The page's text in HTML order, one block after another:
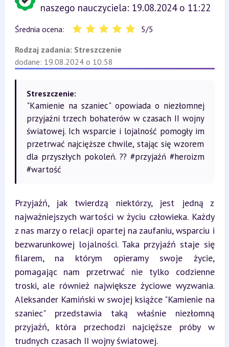
naszego nauczyciela: 19.08.2024 o 11:22
Średnia ocena: 5/5
Rodzaj zadania: Streszczenie
dodane: 19.08.2024 o 10:58
Streszczenie:
"Kamienie na szaniec" opowiada o niezłomnej
przyjaźni trzech bohaterów w czasach II wojny
światowej. Ich wsparcie i lojalność pomogły im
przetrwać najcięższe chwile, stając się wzorem
dla przyszłych pokoleń. ?? #przyjaźń #heroizm
#wartość
Przyjaźń, jak twierdzą niektórzy, jest jedną z
najważniejszych wartości w życiu człowieka. Każdy
z nas marzy o relacji opartej na zaufaniu, wsparciu i
bezwarunkowej lojalności. Taka przyjaźń staje się
filarem, na którym opieramy swoje życie,
pomagając nam przetrwać nie tylko codzienne
troski, ale również największe życiowe wyzwania.
Aleksander Kamiński w swojej książce "Kamienie na
szaniec" przedstawia taką właśnie niezłomną
przyjaźń, która przechodzi najcięższe próby w
trudnych czasach II wojny światowej.